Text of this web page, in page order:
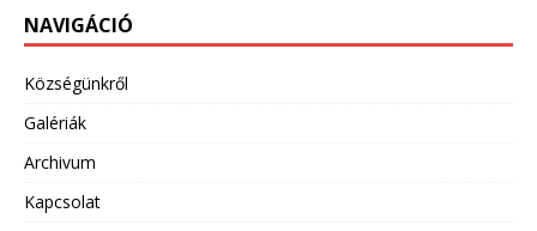
NAVIGÁCIÓ
Községünkről
Galériák
Archivum
Kapcsolat